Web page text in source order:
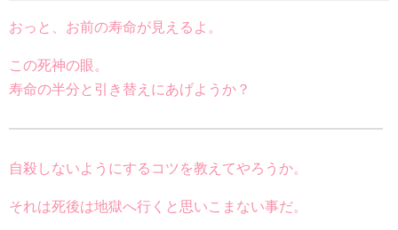
おっと、お前の寿命が見えるよ。
この死神の眼。
寿命の半分と引き替えにあげようか？
自殺しないようにするコツを教えてやろうか。
それは死後は地獄へ行くと思いこまない事だ。